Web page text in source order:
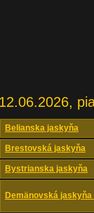
12.06.2026,
Belianska jaskyňa
Brestovská jaskyňa
Bystrianska jaskyňa
Demänovská